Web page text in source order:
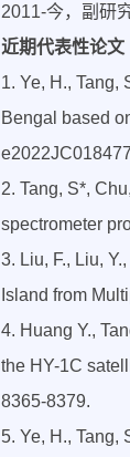
2011-今，副研
近期代表性论文
1. Ye, H., Tang,
Bengal based
2. Tang, S*,
spectrometer
3. Liu, F., Liu,
Island from
4. Huang Y.,
the HY-1C
8365-8379.
5. Ye, H., Tang,